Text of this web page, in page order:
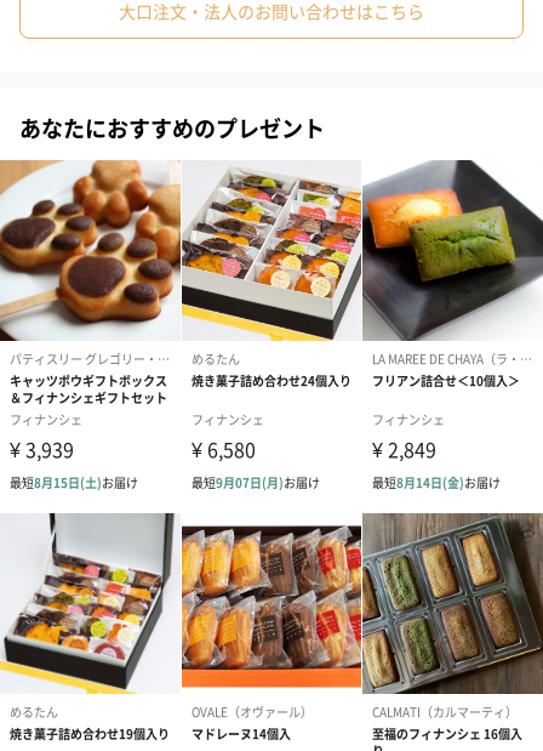
黒のマット系をベースにしたスタイリッシュな高級感漂うギフト
【COUTURE FUKUIDO TOKYO（クチュールフクイドウ
トウキョウ）】
色の美しさをお菓子で紡ぐ
色の絢『あや』が織りなす美しさをFUKUIDOがお菓子で紡ぎま
す。
COUTURE（クチュール）自分だけの洋服をオーダーするように
FUKUIDOが一人一人の「こうでありたい自分」をお菓子で仕立て
ていきます。
空間テーマは『美術館』です。お菓子をひとつのアートととら
え、選んでいただいた色合いや組み合わせによって「カラフル」
にも「シック」にも。
大切な方へのプレゼントに
#小学生高学年の男の子 #小学生高学年の女の子 #男子中学生
#男性 #女性 #夫 #妻 #父親
#彼氏 #上司女性 #上司男性 #同僚女性 #同僚男性
#男子大学生 #女子大学生 #弟 #兄 #10代 #20代前半
#20代後半 #30代 #40代 #50代 #70代 #80代
#90代
大口注文・法人のお問い合わせはこちら
あなたにおすすめのプレゼント